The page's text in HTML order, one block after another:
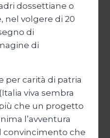
dossettiane o
nel volgere di 20
di
di
per carità di patria
viva sembra
che un progetto
l’avventura
convincimento che